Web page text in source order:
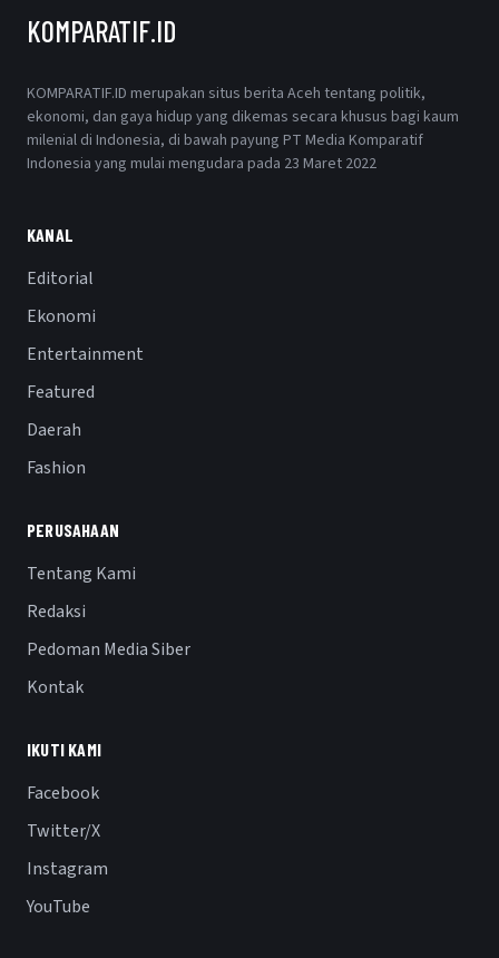
KOMPARATIF.ID
KOMPARATIF.ID merupakan situs berita Aceh tentang politik,
ekonomi, dan gaya hidup yang dikemas secara khusus bagi kaum
milenial di Indonesia, di bawah payung PT Media Komparatif
Indonesia yang mulai mengudara pada 23 Maret 2022
KANAL
Editorial
Ekonomi
Entertainment
Featured
Daerah
Fashion
PERUSAHAAN
Tentang Kami
Redaksi
Pedoman Media Siber
Kontak
IKUTI KAMI
Facebook
Twitter/X
Instagram
YouTube